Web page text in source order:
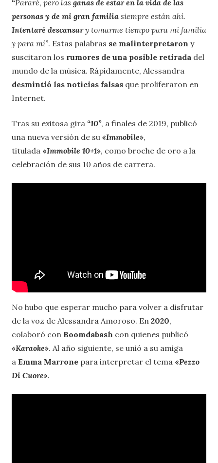
“Pararé, pero las ganas de estar en la vida de las
personas y de mi gran familia siempre están ahí.
Intentaré descansary tomarme tiempo para mi familia
y para mí”. Estas palabras se malinterpretaron y
suscitaron los rumores de una posible retirada del
mundo de la música. Rápidamente, Alessandra
desmintió las noticias falsas que proliferaron en
Internet.
Tras su exitosa gira “10”, a finales de 2019, publicó
una nueva versión de su «Immobile»,
titulada «Immobile 10+1», como broche de oro a la
celebración de sus 10 años de carrera.
No hubo que esperar mucho para volver a disfrutar
de la voz de Alessandra Amoroso. En 2020,
colaboró con Boomdabash con quienes publicó
«Karaoke». Al año siguiente, se unió a su amiga
a Emma Marrone para interpretar el tema «Pezzo
Di Cuore».